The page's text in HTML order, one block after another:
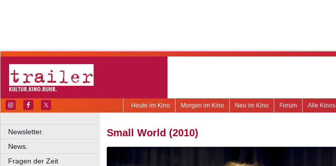
Alle Kinos
Forum
Neu im Kino
Morgen im Kino
Heute im Kino
Newsletter.
News.
Fragen der Zeit
Small World (2010)